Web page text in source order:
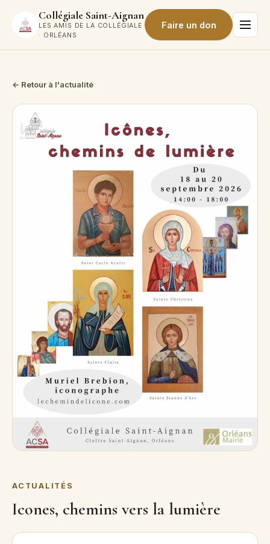
Collégiale Saint-Aignan
LES AMIS DE LA COLLÉGIALE
· ORLÉANS
Faire un don
← Retour à l'actualité
ACTUALITÉS
Icones, chemins vers la lumière